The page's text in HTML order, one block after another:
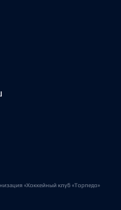
«Хоккейный клуб «Торпедо»